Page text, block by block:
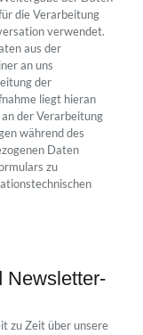
die Verarbeitung
verwendet.
aus der
an uns
der
liegt hieran
der Verarbeitung
während des
Daten
zu
Newsletter-
zu Zeit über unsere